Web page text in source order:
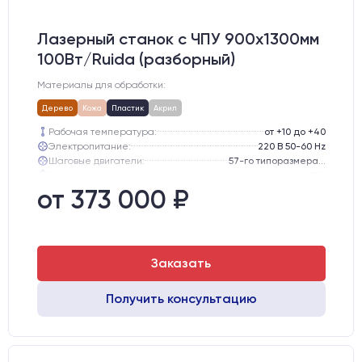
Лазерный станок c ЧПУ 900х1300мм
100Вт/Ruida (разборный)
Материалы для обработки:
Дерево Кожа Пластик Акрил
Рабочая температура:
от +10 до +40
Электропитание:
220 В 50-60 Hz
Шаговые двигатели:
Направляющие оси Y:
Направляющие оси Х:
от 373 000 ₽
Заказать
Получить консультацию